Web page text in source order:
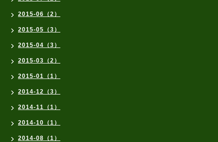
2015-06（2）
2015-05（3）
2015-04（3）
2015-03（2）
2015-01（1）
2014-12（3）
2014-11（1）
2014-10（1）
2014-08（1）